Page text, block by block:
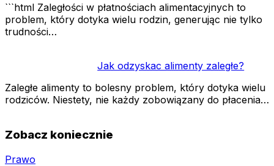
```html Zaległości w płatnościach alimentacyjnych to
problem, który dotyka wielu rodzin, generując nie tylko
trudności…
Jak odzyskac alimenty zaległe?
Zaległe alimenty to bolesny problem, który dotyka wielu
rodziców. Niestety, nie każdy zobowiązany do płacenia…
Zobacz koniecznie
Prawo